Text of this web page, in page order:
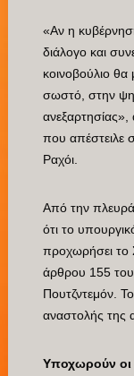
«Αν η
διάλογο και
κοινοβούλιο
σωστό, στην
ανεξαρτησίας»,
που απέστειλε
Ραχόι.
Από την
ότι το
προχωρήσει το
άρθρου 155 του
Πουτζντεμόν.
αναστολής της
Υποχωρούν οι